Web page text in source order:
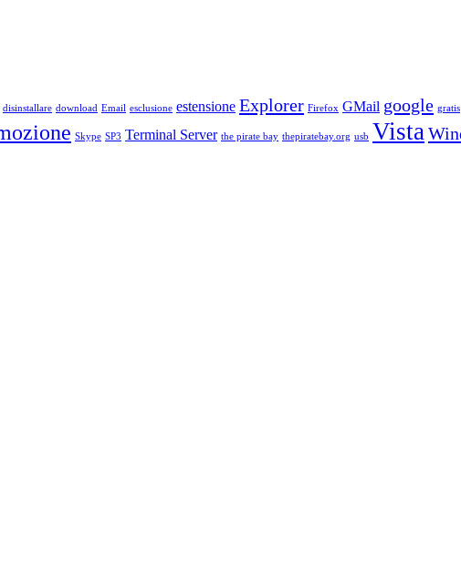
disinstallare download Email esclusione estensione Explorer Firefox GMail google gratis
Skype SP3 Terminal Server the pirate bay thepiratebay.org usb Vista